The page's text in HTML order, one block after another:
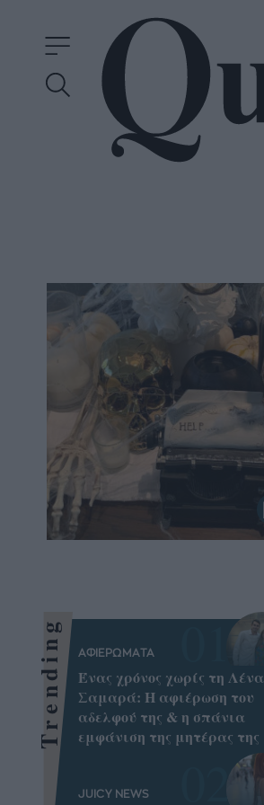
Trending ΑΦΙΕΡΩΜΑΤΑ
Ένας χρόνος χωρίς τη Λένα
Σαμαρά: Η αφιέρωση του
αδελφού της & η σπάνια
εμφάνιση της μητέρας της
JUICY NEWS